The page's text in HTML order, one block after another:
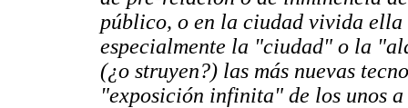
público, o en la ciudad vivida
especialmente la "ciudad" o la
(¿o struyen?) las más nuevas
"exposición infinita" de los unos a